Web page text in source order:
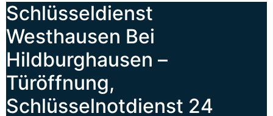
Schlüsseldienst
Westhausen Bei
Hildburghausen –
Türöffnung,
Schlüsselnotdienst 24